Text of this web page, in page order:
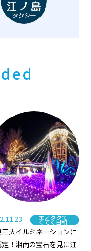
三大イルミネーションに
定！湘南の宝石を見に江
Category
エノタクて
くてく日和